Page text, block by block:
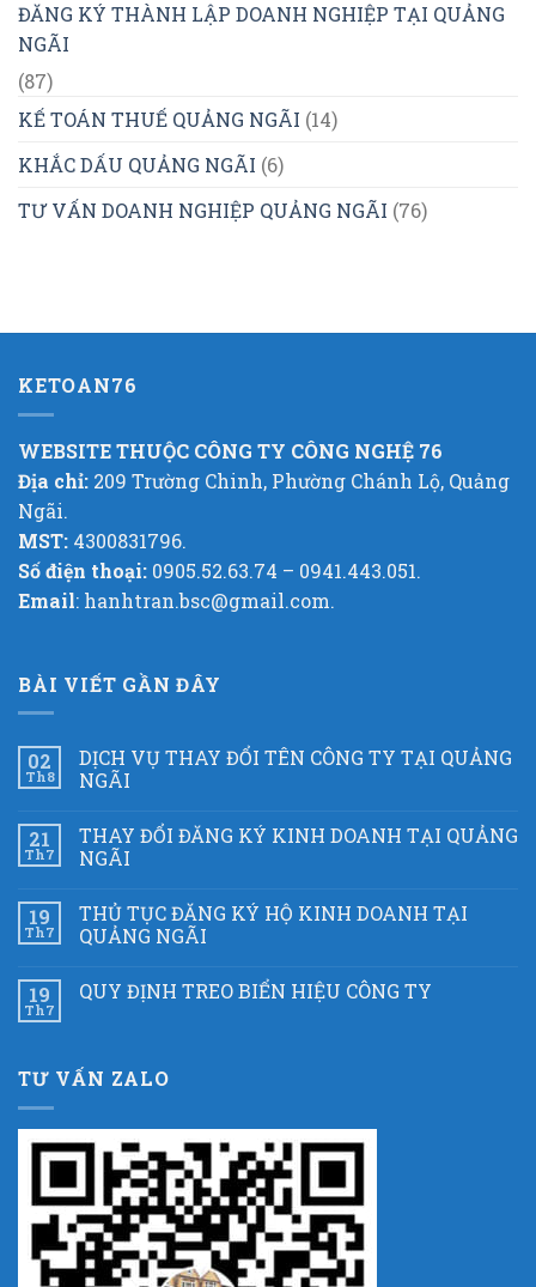
ĐĂNG KÝ THÀNH LẬP DOANH NGHIỆP TẠI QUẢNG
NGÃI
(87)
KẾ TOÁN THUẾ QUẢNG NGÃI (14)
KHẮC DẤU QUẢNG NGÃI (6)
TƯ VẤN DOANH NGHIỆP QUẢNG NGÃI (76)
KETOAN76
WEBSITE THUỘC CÔNG TY CÔNG NGHỆ 76
Địa chỉ: 209 Trường Chinh, Phường Chánh Lộ, Quảng
Ngãi.
MST: 4300831796.
Số điện thoại: 0905.52.63.74 – 0941.443.051.
Email: hanhtran.bsc@gmail.com.
BÀI VIẾT GẦN ĐÂY
02
Th8
DỊCH VỤ THAY ĐỔI TÊN CÔNG TY TẠI QUẢNG
NGÃI
21
Th7
THAY ĐỔI ĐĂNG KÝ KINH DOANH TẠI QUẢNG
NGÃI
19
Th7
THỦ TỤC ĐĂNG KÝ HỘ KINH DOANH TẠI
QUẢNG NGÃI
19
Th7
QUY ĐỊNH TREO BIỂN HIỆU CÔNG TY
TƯ VẤN ZALO